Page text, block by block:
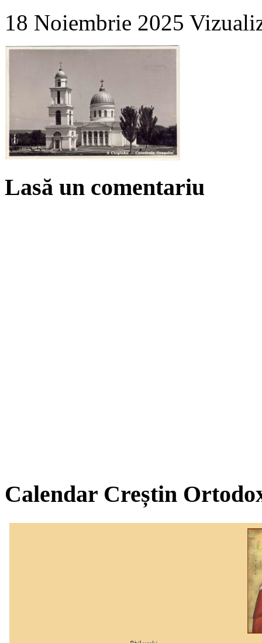
18 Noiembrie 2025
Lasă un comentariu
Calendar Creștin